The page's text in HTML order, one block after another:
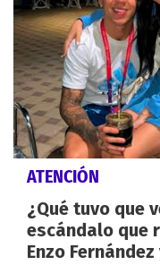
ATENCIÓN
¿Qué tuvo que
escándalo que
Enzo